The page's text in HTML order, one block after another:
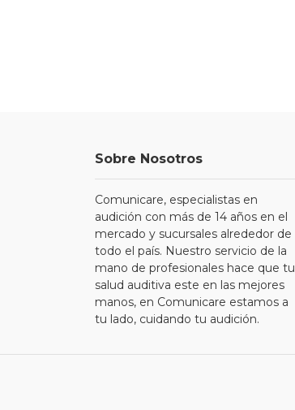
Sobre Nosotros
Comunicare, especialistas en
audición con más de 14 años en el
mercado y sucursales alrededor de
todo el país. Nuestro servicio de la
mano de profesionales hace que tu
salud auditiva este en las mejores
manos, en Comunicare estamos a
tu lado, cuidando tu audición.